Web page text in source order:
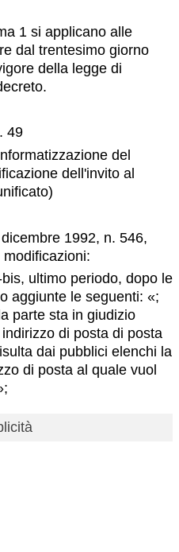
1 si applicano alle
dal trentesimo giorno
della legge di
49
del
dell'invito al
1992, n. 546,
ultimo periodo, dopo le
aggiunte le seguenti: «;
parte sta in giudizio
di posta di posta
dai pubblici elenchi la
di posta al quale vuol